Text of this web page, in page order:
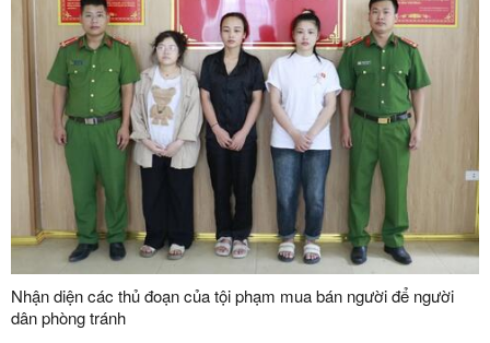
Nhận diện các thủ đoạn của tội phạm mua bán người để người
dân phòng tránh